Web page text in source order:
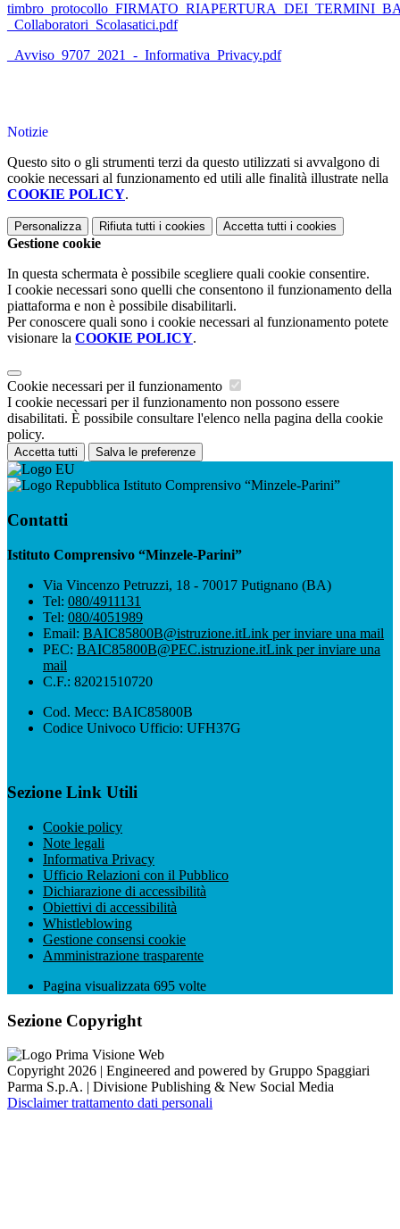
_Collaboratori_Scolasatici.pdf
_Avviso_9707_2021_-_Informativa_Privacy.pdf
Notizie
Questo sito o gli strumenti terzi da questo utilizzati si avvalgono di
cookie necessari al funzionamento ed utili alle finalità illustrate nella
COOKIE POLICY.
Personalizza Rifiuta tutti i cookies Accetta tutti i cookies
Gestione cookie
In questa schermata è possibile scegliere quali cookie consentire.
I cookie necessari sono quelli che consentono il funzionamento della
piattaforma e non è possibile disabilitarli.
Per conoscere quali sono i cookie necessari al funzionamento potete
visionare la COOKIE POLICY.
Cookie necessari per il funzionamento
I cookie necessari per il funzionamento non possono essere
disabilitati. È possibile consultare l'elenco nella pagina della cookie
policy.
Accetta tutti Salva le preferenze
Istituto Comprensivo “Minzele-Parini”
Contatti
Istituto Comprensivo “Minzele-Parini”
Via Vincenzo Petruzzi, 18 - 70017 Putignano (BA)
Tel: 080/4911131
Tel: 080/4051989
Email: BAIC85800B@istruzione.itLink per inviare una mail
PEC: BAIC85800B@PEC.istruzione.itLink per inviare una
mail
C.F.: 82021510720
Cod. Mecc: BAIC85800B
Codice Univoco Ufficio: UFH37G
Sezione Link Utili
Cookie policy
Note legali
Informativa Privacy
Ufficio Relazioni con il Pubblico
Dichiarazione di accessibilità
Obiettivi di accessibilità
Whistleblowing
Gestione consensi cookie
Amministrazione trasparente
Pagina visualizzata 695 volte
Sezione Copyright
Copyright 2026 | Engineered and powered by Gruppo Spaggiari
Parma S.p.A. | Divisione Publishing & New Social Media
Disclaimer trattamento dati personali